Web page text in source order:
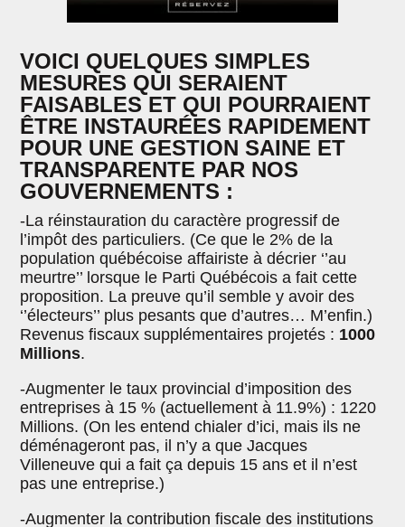
VOICI QUELQUES SIMPLES
MESURES QUI SERAIENT
FAISABLES ET QUI POURRAIENT
ÊTRE INSTAURÉES RAPIDEMENT
POUR UNE GESTION SAINE ET
TRANSPARENTE PAR NOS
GOUVERNEMENTS :
-La réinstauration du caractère progressif de
l’impôt des particuliers. (Ce que le 2% de la
population québécoise affairiste à décrier ‘’au
meurtre’’ lorsque le Parti Québécois a fait cette
proposition. La preuve qu’il semble y avoir des
‘’électeurs’’ plus pesants que d’autres… M’enfin.)
Revenus fiscaux supplémentaires projetés : 1000
Millions.
-Augmenter le taux provincial d’imposition des
entreprises à 15 % (actuellement à 11.9%) : 1220
Millions. (On les entend chialer d’ici, mais ils ne
déménageront pas, il n’y a que Jacques
Villeneuve qui a fait ça depuis 15 ans et il n’est
pas une entreprise.)
-Augmenter la contribution fiscale des institutions